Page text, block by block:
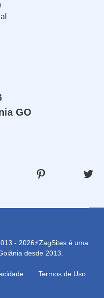
GO
Pinterest
- 2026⚡ZagSites é uma
desde 2013.
Termos de Uso